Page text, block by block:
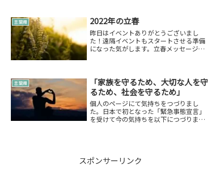
ーセフルセフルってちゃんと意味のある
言葉のなのかなって調べる...
言葉綴 2022年の立春
昨日はイベントありがとうございまし
た！遠隔イベントもスタートさせる準備
になった気がします。立春メッセージ来
言葉綴
「家族を守るため、大切な人を守
るため、社会を守るため」
個人のページにて気持ちをつづりまし
た。日本で初となった「緊急事態宣言」
を受けて今の気持ちを以下につづりまし
スポンサーリンク